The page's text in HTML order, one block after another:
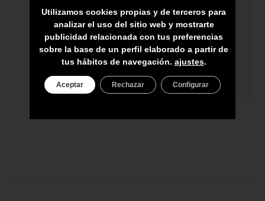
ENVÍO A TODA CANARIAS
ASESORAMIENTO PERSONAL
PRECIO DEL PRODUCTO NO INCLUYE
IGIC
Utilizamos cookies propias y de terceros para
analizar el uso del sitio web y mostrarte
publicidad relacionada con tus preferencias
sobre la base de un perfil elaborado a partir de
tus hábitos de navegación. ajustes.
Aceptar Rechazar Configurar